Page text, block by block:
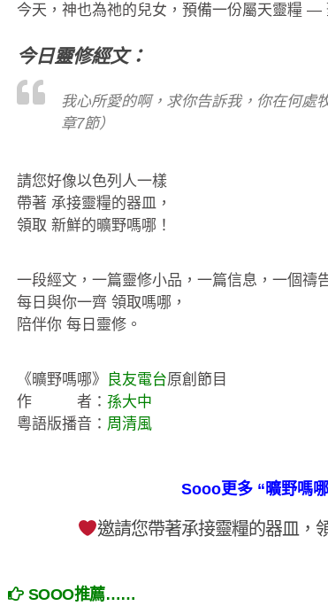
今天，神也為祂的兒女，預備一份屬天靈糧 —
今日靈修經文：
我心所愛的啊，求你告訴我，你在何處
章7節）
請您好像以色列人一樣
帶著 承接靈糧的器皿，
領取 新鮮的曠野嗎哪！
一段經文，一篇靈修小品，一篇信息，一個禱
每日與你一齊 領取嗎哪，
陪伴你 每日靈修。
《曠野嗎哪》 良友電台原創節目
作 者： 孫大中
粵語版播音： 周清風
Sooo更多 “曠野嗎
邀請您帶著承接靈糧的器皿，
SOOO推薦……